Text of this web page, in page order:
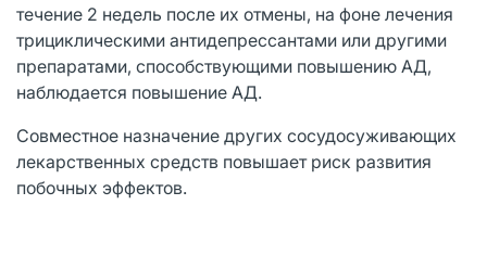
течение 2 недель после их отмены, на фоне лечения
трициклическими антидепрессантами или другими
препаратами, способствующими повышению АД,
наблюдается повышение АД.
Совместное назначение других сосудосуживающих
лекарственных средств повышает риск развития
побочных эффектов.